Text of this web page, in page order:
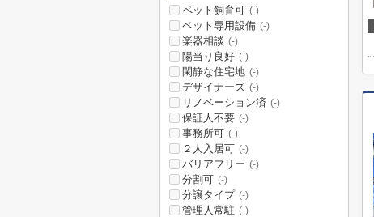
ペット飼育可 (-)
ペット専用設備 (-)
楽器相談 (-)
陽当り良好 (-)
閑静な住宅地 (-)
デザイナーズ (-)
リノベーション済 (-)
保証人不要 (-)
事務所可 (-)
２人入居可 (-)
バリアフリー (-)
分割可 (-)
分譲タイプ (-)
管理人常駐 (-)